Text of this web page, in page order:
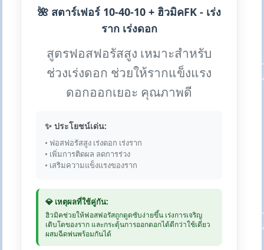
🌺 สตาร์เฟอร์ 10-40-10 + ฮิวมิคFK - เร่ง
ราก เร่งดอก
สูตรฟอสฟอรัสสูง เหมาะสำหรับ
ช่วงเร่งดอก ช่วยให้รากแข็งแรง
ดอกออกเยอะ คุณภาพดี
✨ ประโยชน์เด่น:
• ฟอสฟอรัสสูง เร่งดอก เร่งราก
• เพิ่มการติดผล ลดการร่วง
• เสริมความแข็งแรงของราก
💎 เหตุผลที่ใช้คู่กัน:
ฮิวมิคช่วยให้ฟอสฟอรัสถูกดูดซับง่ายขึ้น เร่งการเจริญ
เติบโตของราก และกระตุ้นการออกดอกได้ดีกว่าใช้เดี่ยว
ผสมฉีดพ่นพร้อมกันได้